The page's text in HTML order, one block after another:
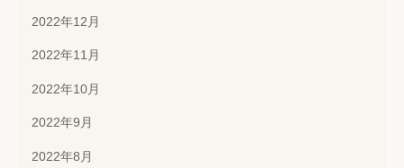
2022年12月
2022年11月
2022年10月
2022年9月
2022年8月